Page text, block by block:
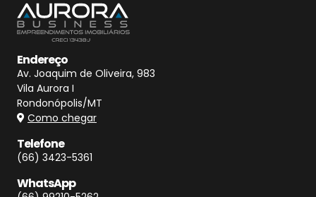
Endereço
Av. Joaquim de Oliveira, 983
Vila Aurora I
Rondonópolis/MT
Como chegar
Telefone
(66) 3423-5361
WhatsApp